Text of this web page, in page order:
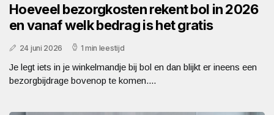
Hoeveel bezorgkosten rekent bol in 2026
en vanaf welk bedrag is het gratis
24 juni 2026 1 min leestijd
Je legt iets in je winkelmandje bij bol en dan blijkt er ineens een
bezorgbijdrage bovenop te komen....